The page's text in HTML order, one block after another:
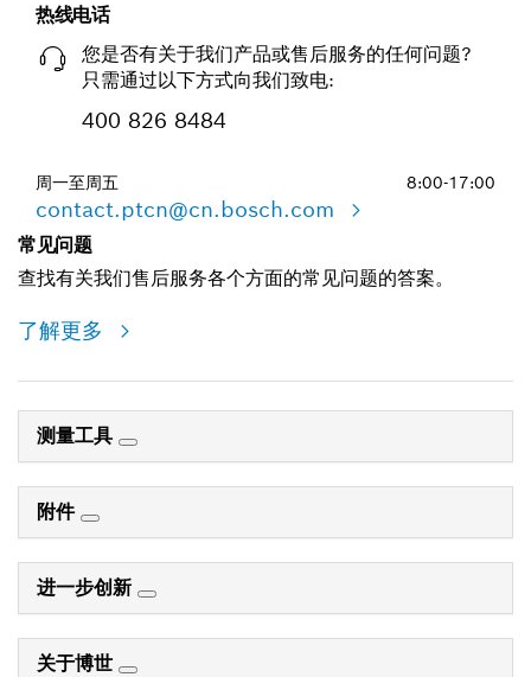
热线电话
您是否有关于我们产品或售后服务的任何问题?
只需通过以下方式向我们致电:
400 826 8484
周一至周五 8:00-17:00
contact.ptcn@cn.bosch.com
常见问题
查找有关我们售后服务各个方面的常见问题的答案。
了解更多
测量工具
附件
进一步创新
关于博世